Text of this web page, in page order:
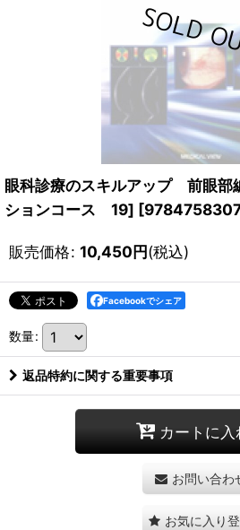
眼科診療のスキルアップ 前眼
ションコース 19] [
販売価格: 10,450円(税込)
Facebookでシェア
数量:
返品特約に関する重要事項
カートに入
お問い合わ
お気に入り